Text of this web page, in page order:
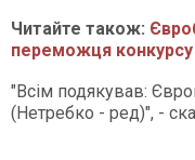
Читайте також:
переможця конкурсу
"Всім подякував:
(Нетребко - ред)", -